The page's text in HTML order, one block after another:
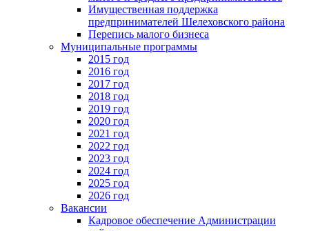
Имущественная поддержка
предпринимателей Шелеховского района
Перепись малого бизнеса
Муниципальные программы
2015 год
2016 год
2017 год
2018 год
2019 год
2020 год
2021 год
2022 год
2023 год
2024 год
2025 год
2026 год
Вакансии
Кадровое обеспечение Администрации